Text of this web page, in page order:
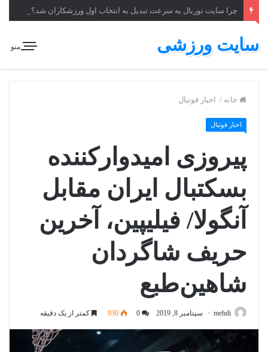
چرا سایت توربال به ‌سرعت تبدیل به انتخاب اول ورزشکاران شد؟
منو سایت ورزشی
خانه / اخبار فوتبال
اخبار فوتبال
پیروزی امیدوارکننده
بسکتبال ایران مقابل
آنگولا/ فیلیپین، آخرین
حریف شاگردان
شاهین‌طبع
mehdi سپتامبر 8, 2019 930 کمتر از یک دقیقه